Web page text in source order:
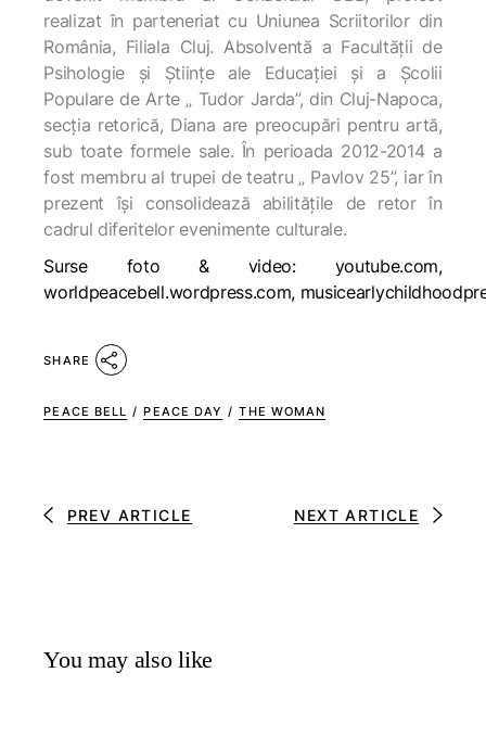
realizat în parteneriat cu Uniunea Scriitorilor din
România, Filiala Cluj. Absolventă a Facultății de
Psihologie și Științe ale Educației și a Școlii
Populare de Arte „ Tudor Jarda”, din Cluj-Napoca,
secția retorică, Diana are preocupări pentru artă,
sub toate formele sale. În perioada 2012-2014 a
fost membru al trupei de teatru „ Pavlov 25”, iar în
prezent își consolidează abilitățile de retor în
cadrul diferitelor evenimente culturale.
Surse foto & video: youtube.com,
worldpeacebell.wordpress.com,
SHARE
PEACE BELL / PEACE DAY / THE WOMAN
PREV ARTICLE NEXT ARTICLE
You may also like